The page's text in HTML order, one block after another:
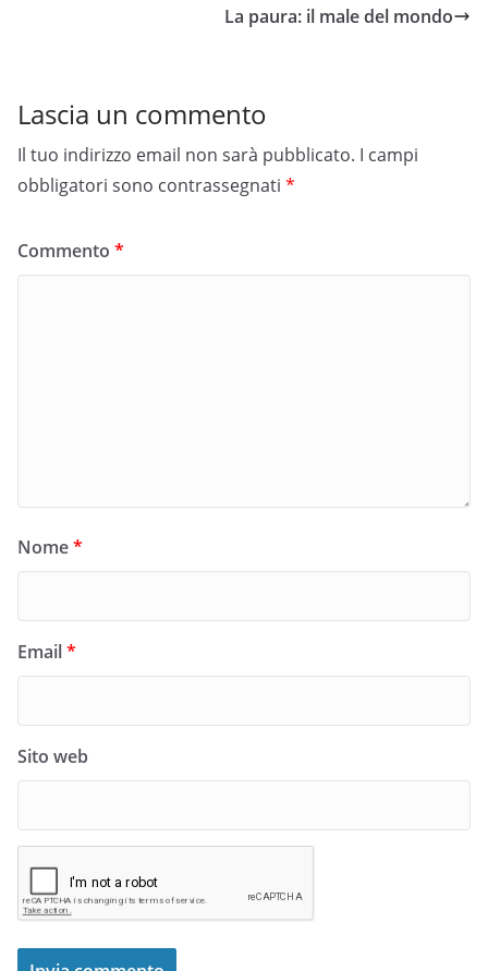
La paura: il male del mondo
Lascia un commento
Il tuo indirizzo email non sarà pubblicato. I campi
obbligatori sono contrassegnati *
Commento *
Nome*
Email*
Sito web